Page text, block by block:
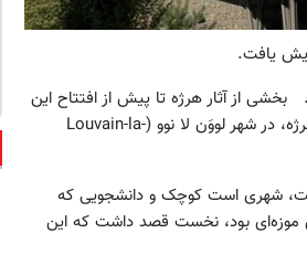
از آثار هرژه تا پیش از افتتاح این
موزه در موزه‌ ویژه‌ کمیک استریپ در بروکسل عرضه شده بود، اما اکنون موزه هرژه، در شهر لووَن لا نوو (Louvain-la-
شهری است کوچک و دانشجویی که
بود، نخست قصد داشت که این